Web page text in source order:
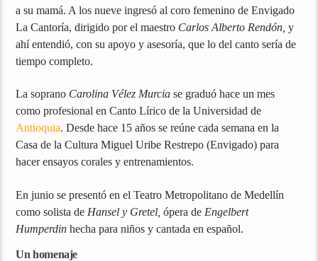
a su mamá. A los nueve ingresó al coro femenino de Envigado
La Cantoría, dirigido por el maestro Carlos Alberto Rendón, y
ahí entendió, con su apoyo y asesoría, que lo del canto sería de
tiempo completo.
La soprano Carolina Vélez Murciase graduó hace un mes
como profesional en Canto Lírico de la Universidad de
Antioquia. Desde hace 15 años se reúne cada semana en la
Casa de la Cultura Miguel Uribe Restrepo (Envigado) para
hacer ensayos corales y entrenamientos.
En junio se presentó en el Teatro Metropolitano de Medellín
como solista de Hansel y Gretel,ópera de Engelbert
Humperdinhecha para niños y cantada en español.
Un homenaje